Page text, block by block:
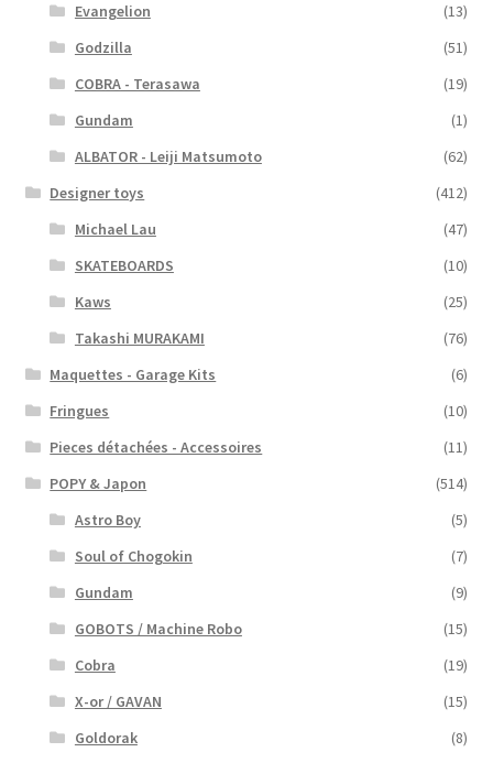
Evangelion
(13)
Godzilla
(51)
COBRA - Terasawa
(19)
Gundam
(1)
ALBATOR - Leiji Matsumoto
(62)
Designer toys
(412)
Michael Lau
(47)
SKATEBOARDS
(10)
Kaws
(25)
Takashi MURAKAMI
(76)
Maquettes - Garage Kits
(6)
Fringues
(10)
Pieces détachées - Accessoires
(11)
POPY & Japon
(514)
Astro Boy
(5)
Soul of Chogokin
(7)
Gundam
(9)
GOBOTS / Machine Robo
(15)
Cobra
(19)
X-or / GAVAN
(15)
Goldorak
(8)